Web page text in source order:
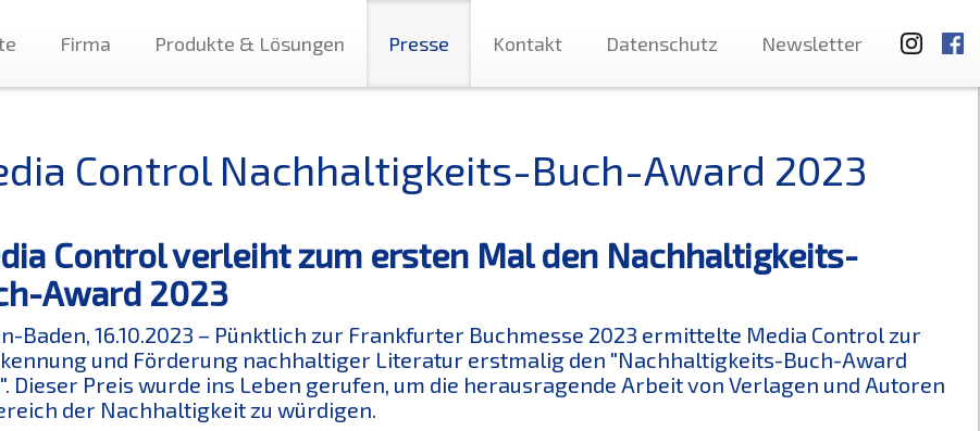
Firma Produkte & Lösungen Presse Kontakt Datenschutz Newsletter
Control Nachhaltigkeits-Buch-Award 2023
Control verleiht zum ersten Mal den Nachhaltigkeits-
Award 2023
Baden, 16.10.2023 – Pünktlich zur Frankfurter Buchmesse 2023 ermittelte Media Control zur
und Förderung nachhaltiger Literatur erstmalig den "Nachhaltigkeits-Buch-Award
Dieser Preis wurde ins Leben gerufen, um die herausragende Arbeit von Verlagen und Autoren
der Nachhaltigkeit zu würdigen.